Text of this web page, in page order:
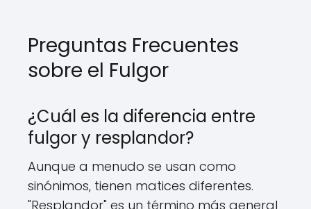
Preguntas Frecuentes
sobre el Fulgor
¿Cuál es la diferencia entre
fulgor y resplandor?
Aunque a menudo se usan como
sinónimos, tienen matices diferentes.
"Resplandor" es un término más general